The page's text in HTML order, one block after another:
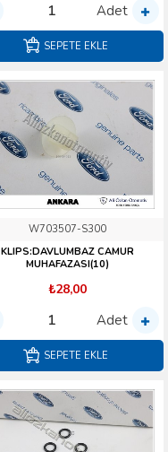
Adet
SEPETE EKLE
W703507-S300
KLIPS:DAVLUMBAZ CAMUR
MUHAFAZASI(10)
₺28,00
Adet
SEPETE EKLE